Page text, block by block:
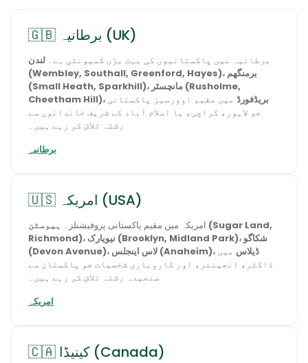
🇬🇧 برطانیہ (UK)
برطانیہ میں پاکستانیوں کی بہت بڑی کمیونٹی ہے۔ لندن
(Wembley, Southall, Greenford, Hayes)، برمنگھم
(Small Heath, Sparkhill)، مانچسٹر (Rusholme,
Cheetham Hill)، بریڈفورڈ میں مقیم اوورسیز پاکستانی
جو لاہور، کراچی، یا اسلام آباد کے شریف خاندانوں سے
رشتہ تلاش کر رہے ہیں۔
برطانیہ
🇺🇸 امریکہ (USA)
امریکہ میں مقیم پاکستانی پروفیشنلز۔ ہیوسٹن (Sugar Land,
Richmond)، نیویارک (Brooklyn, Midland Park)، شکاگو
(Devon Avenue)، لاس اینجلس (Anaheim)، ڈیلاس میں
ڈاکٹر، انجینئر، اور کاروباری شخصیات جو پاکستان سے
سنجیدہ رشتہ تلاش کر رہے ہیں۔
امریکہ
🇨🇦 کینیڈا (Canada)